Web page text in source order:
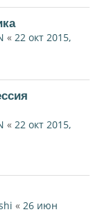
« 22 окт 2015,
« 22 окт 2015,
« 26 июн